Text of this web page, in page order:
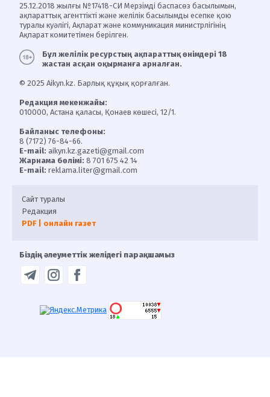
25.12.2018 жылғы №17418-СИ Мерзімді баспасөз басылымын,
ақпараттық агенттікті және желілік басылымды есепке қою
туралы куәлігі, Ақпарат және коммуникация министрлігінің
Ақпарат комитетімен берілген.
Бұл желілік ресурстың ақпараттық өнімдері 18
жастан асқан оқырманға арналған.
© 2025 Aikyn.kz. Барлық құқық қорғалған.
Редакция мекенжайы:
010000, Астана қаласы, Қонаев көшесі, 12/1.
Байланыс телефоны:
8 (7172) 76-84-66.
E-mail: aikyn.kz.gazeti@gmail.com
Жарнама бөлімі: 8 701 675 42 14
E-mail: reklama.liter@gmail.com
Сайт туралы
Редакция
PDF | онлайн газет
Біздің әлеуметтік желідегі парақшамыз